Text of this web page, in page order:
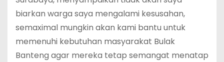
biarkan warga saya mengalami kesusahan,
semaximal mungkin akan kami bantu untuk
memenuhi kebutuhan masyarakat Bulak
Banteng agar mereka tetap semangat menatap